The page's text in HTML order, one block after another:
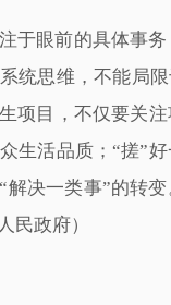
于眼前的具体事
统思维，不能局
项目，不仅要关
生活品质；“搓”
解决一类事”的转
民政府）